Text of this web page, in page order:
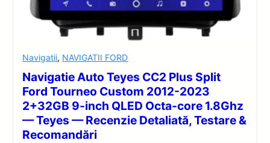
Navigatii, NAVIGATII FORD
Navigatie Auto Teyes CC2 Plus Split
Ford Tourneo Custom 2012-2023
2+32GB 9-inch QLED Octa-core 1.8Ghz
— Teyes — Recenzie Detaliată, Testare &
Recomandări